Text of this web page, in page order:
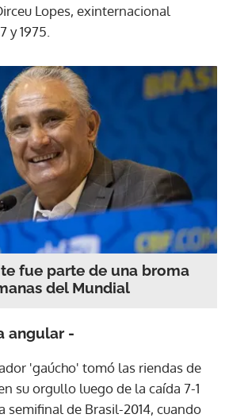
Lopes, exinternacional
y 1975.
fue parte de una broma
del Mundial
angular -
'gaúcho' tomó las riendas de
su orgullo luego de la caída 7-1
semifinal de Brasil-2014, cuando